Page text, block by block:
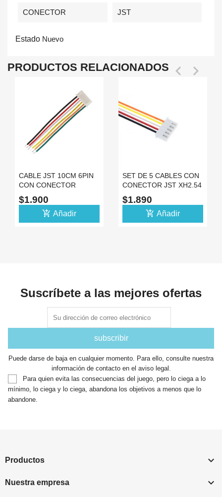
CONECTOR JST
Estado Nuevo
PRODUCTOS RELACIONADOS  
CABLE JST 10CM 6PIN
CON CONECTOR
XH2.54
$1.900
add_shopping_cart Añadir
SET DE 5 CABLES CON
CONECTOR JST XH2.54
5PIN 10CM
$1.890
add_shopping_cart Añadir
Suscríbete a las mejores ofertas
Puede darse de baja en cualquier momento. Para ello, consulte nuestra
información de contacto en el aviso legal.
Para quien evita las consecuencias del juego, pero lo ciega a lo
mínimo, lo ciega y lo ciega, abandona los objetivos a menos que lo
abandone.
Productos 
Nuestra empresa 